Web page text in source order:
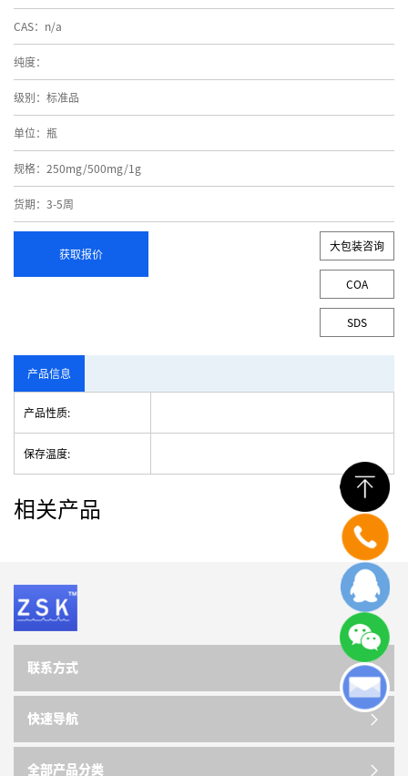
CAS：n/a
纯度：
级别：标准品
单位：瓶
规格：250mg/500mg/1g
货期：3-5周
获取报价
大包装咨询
COA
SDS
产品信息
产品性质:
保存温度:
相关产品
联系方式
快速导航
全部产品分类